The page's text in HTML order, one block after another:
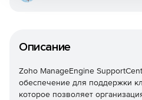
Описание
Zoho ManageEngine
обеспечение для поддержки
которое позволяет